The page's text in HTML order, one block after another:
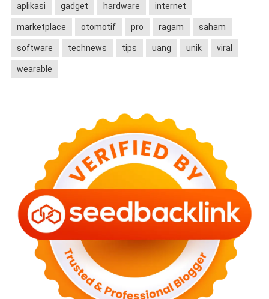
aplikasi gadget hardware internet
marketplace otomotif pro ragam saham
software technews tips uang unik viral
wearable